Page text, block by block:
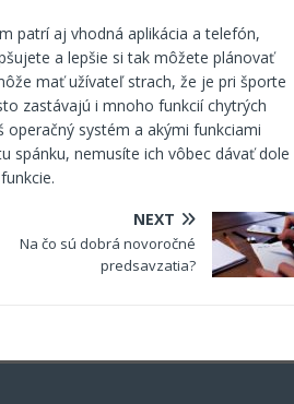
patrí aj vhodná aplikácia a telefón,
a lepšie si tak môžete plánovať
mať užívateľ strach, že je pri športe
zastávajú i mnoho funkcií chytrých
systém a akými funkciami
spánku, nemusíte ich vôbec dávať dole
NEXT
Na čo sú dobrá novoročné
predsavzatia?